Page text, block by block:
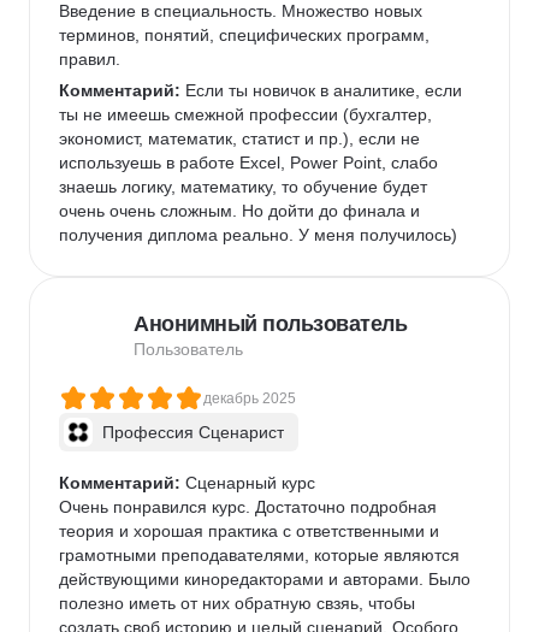
Введение в специальность. Множество новых
терминов, понятий, специфических программ,
правил.
Комментарий: Если ты новичок в аналитике, если
ты не имеешь смежной профессии (бухгалтер,
экономист, математик, статист и пр.), если не
используешь в работе Excel, Power Point, слабо
знаешь логику, математику, то обучение будет
очень очень сложным. Но дойти до финала и
получения диплома реально. У меня получилось)
Анонимный пользователь
Пользователь
декабрь 2025
Профессия Сценарист
Комментарий: Сценарный курс
Очень понравился курс. Достаточно подробная
теория и хорошая практика с ответственными и
грамотными преподавателями, которые являются
действующими киноредакторами и авторами. Было
полезно иметь от них обратную свзяь, чтобы
создать своб историю и целый сценарий. Особого